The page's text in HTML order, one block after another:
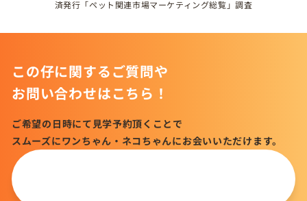
済発行「ペット関連市場マーケティング総覧」調査
この仔に関するご質問や
お問い合わせはこちら！
ご希望の日時にて見学予約頂くことで
スムーズにワンちゃん・ネコちゃんにお会いいただけます。